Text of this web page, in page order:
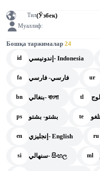
Тил(Ўзбек)
Муаллиф:
Бошқа таржималар24
id إندونيسي- Indonesia
fa فارسي- فارسي ur
bn بنغالي- বাংলা tl
ps بشتو- بشتو te
en إنجليزي- English ru
si سنهالي- සිංහල ml